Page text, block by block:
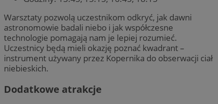
Warsztaty pozwolą uczestnikom odkryć, jak dawni
astronomowie badali niebo i jak współczesne
technologie pomagają nam je lepiej rozumieć.
Uczestnicy będą mieli okazję poznać kwadrant –
instrument używany przez Kopernika do obserwacji ciał
niebieskich.
Dodatkowe atrakcje